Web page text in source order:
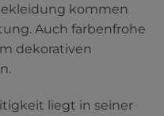
kommen
Auch farbenfrohe
dekorativen
liegt in seiner